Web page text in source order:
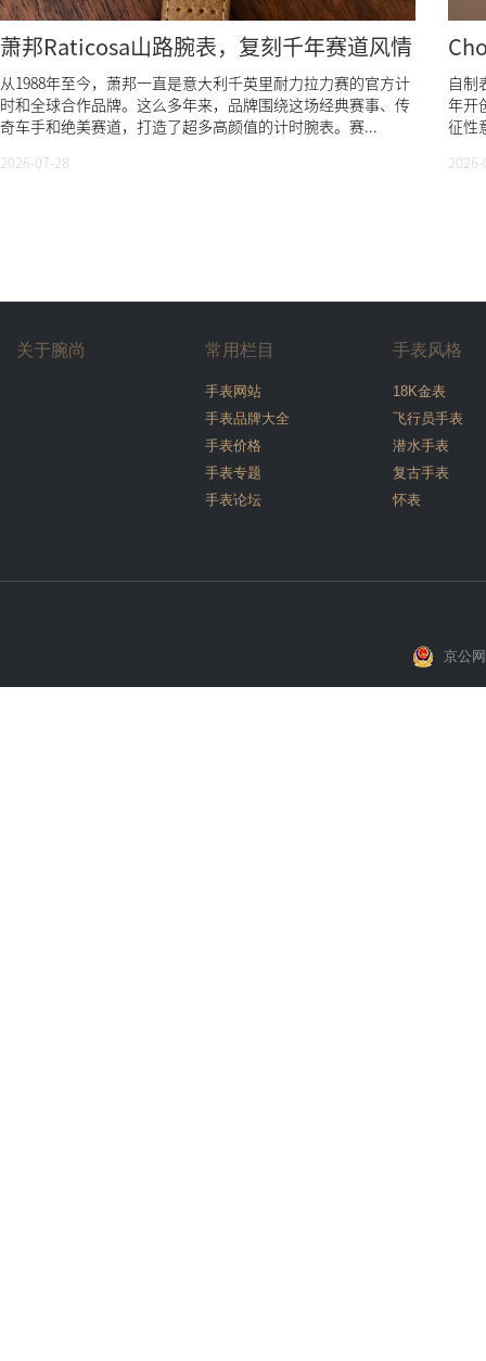
萧邦Raticosa山路腕表，复刻千年赛道风情
从1988年至今，萧邦一直是意大利千英里耐力拉力赛的官方计
时和全球合作品牌。这么多年来，品牌围绕这场经典赛事、传
奇车手和绝美赛道，打造了超多高颜值的计时腕表。赛...
2026-07-28
自制
年开
征性
关于腕尚 常用栏目
手表网站
手表品牌大全
手表价格
手表专题
手表论坛
手表风格
18K金表
飞行员手表
潜水手表
复古手表
怀表
京公